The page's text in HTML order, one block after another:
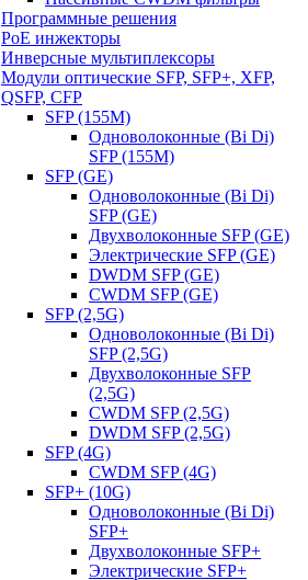
Программные решения
PoE инжекторы
Инверсные мультиплексоры
Модули оптические SFP, SFP+, XFP,
QSFP, CFP
SFP (155M)
Одноволоконные (Bi Di)
SFP (155M)
SFP (GE)
Одноволоконные (Bi Di)
SFP (GE)
Двухволоконные SFP (GE)
Электрические SFP (GE)
DWDM SFP (GE)
CWDM SFP (GE)
SFP (2,5G)
Одноволоконные (Bi Di)
SFP (2,5G)
Двухволоконные SFP
(2,5G)
CWDM SFP (2,5G)
DWDM SFP (2,5G)
SFP (4G)
CWDM SFP (4G)
SFP+ (10G)
Одноволоконные (Bi Di)
SFP+
Двухволоконные SFP+
Электрические SFP+